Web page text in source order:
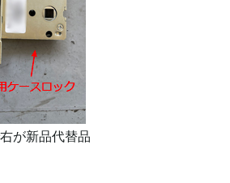
が新品代替品